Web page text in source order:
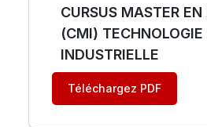
CURSUS MASTER EN
(CMI) TECHNOLOGIE
INDUSTRIELLE
Téléchargez PDF